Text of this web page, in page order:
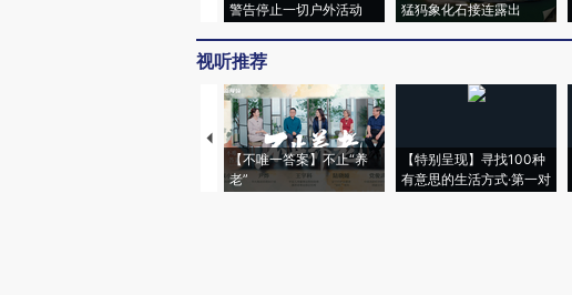
警告停止一切户外活动
猛犸象化石接连露出
视听推荐
【不唯一答案】不止“养
老”
【特别呈现】寻找100种
有意思的生活方式·第一对